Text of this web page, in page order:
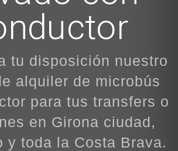
tu disposición nuestro
alquiler de microbús
para tus transfers o
en Girona ciudad,
y toda la Costa Brava.